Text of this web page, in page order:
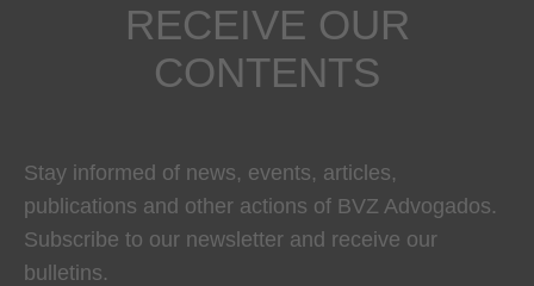
RECEIVE OUR
CONTENTS
Stay informed of news, events, articles,
publications and other actions of BVZ Advogados.
Subscribe to our newsletter and receive our
bulletins.